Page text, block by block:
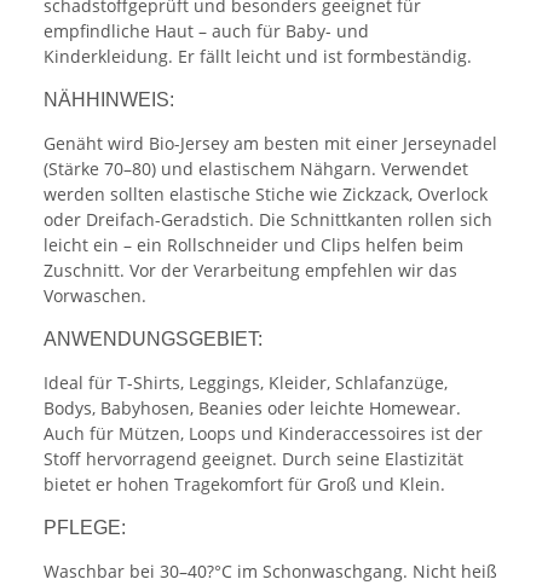
schadstoffgeprüft und besonders geeignet für
empfindliche Haut – auch für Baby- und
Kinderkleidung. Er fällt leicht und ist formbeständig.
NÄHHINWEIS:
Genäht wird Bio-Jersey am besten mit einer Jerseynadel
(Stärke 70–80) und elastischem Nähgarn. Verwendet
werden sollten elastische Stiche wie Zickzack, Overlock
oder Dreifach-Geradstich. Die Schnittkanten rollen sich
leicht ein – ein Rollschneider und Clips helfen beim
Zuschnitt. Vor der Verarbeitung empfehlen wir das
Vorwaschen.
ANWENDUNGSGEBIET:
Ideal für T-Shirts, Leggings, Kleider, Schlafanzüge,
Bodys, Babyhosen, Beanies oder leichte Homewear.
Auch für Mützen, Loops und Kinderaccessoires ist der
Stoff hervorragend geeignet. Durch seine Elastizität
bietet er hohen Tragekomfort für Groß und Klein.
PFLEGE:
Waschbar bei 30–40?°C im Schonwaschgang. Nicht heiß